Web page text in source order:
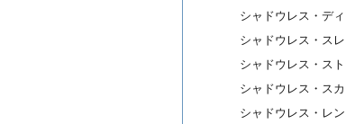
シャドウレス・デ
シャドウレス・ス
シャドウレス・ス
シャドウレス・スカ
シャドウレス・レ